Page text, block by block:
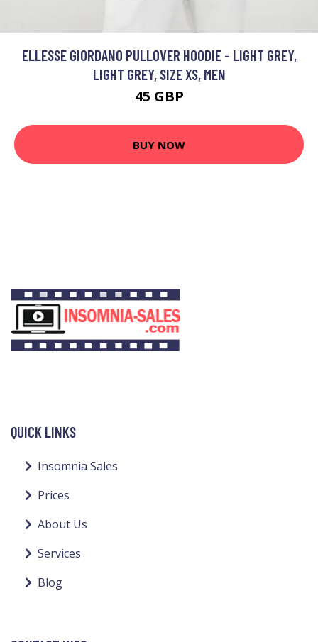
ELLESSE GIORDANO PULLOVER HOODIE - LIGHT GREY,
LIGHT GREY, SIZE XS, MEN
45 GBP
BUY NOW
QUICK LINKS
Insomnia Sales
Prices
About Us
Services
Blog